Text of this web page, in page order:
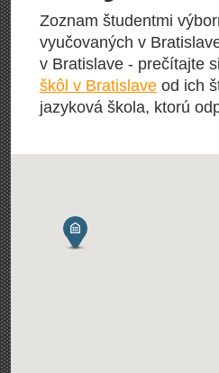
Zoznam študentmi
vyučovaných v
v Bratislave - prečítajte si
škôl v Bratislave od ich
jazyková škola, ktorú